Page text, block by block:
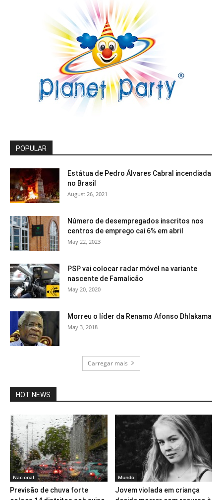
POPULAR
Estátua de Pedro Álvares Cabral incendiada
no Brasil
August 26, 2021
Número de desempregados inscritos nos
centros de emprego cai 6% em abril
May 22, 2023
PSP vai colocar radar móvel na variante
nascente de Famalicão
May 20, 2020
Morreu o líder da Renamo Afonso Dhlakama
May 3, 2018
Carregar mais
HOT NEWS
Nacional
Previsão de chuva forte
Mundo
Jovem violada em criança